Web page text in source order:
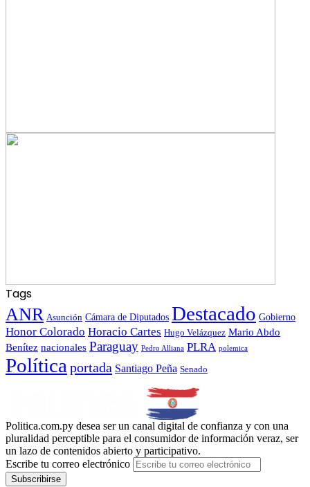
Tags
ANR Asunción Cámara de Diputados Destacado Gobierno
Honor Colorado Horacio Cartes Hugo Velázquez Mario Abdo
Benítez nacionales Paraguay Pedro Alliana PLRA polemica
Política portada Santiago Peña Senado
Politica.com.py desea ser un canal digital de confianza y con una
pluralidad perceptible para el consumidor de información veraz, ser
un lazo de contenidos abierto y participativo.
Escribe tu correo electrónico